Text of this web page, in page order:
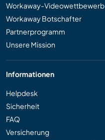
Workaway-Videowettbewerb
Workaway Botschafter
Partnerprogramm
Unsere Mission
Informationen
Helpdesk
Sicherheit
FAQ
Versicherung